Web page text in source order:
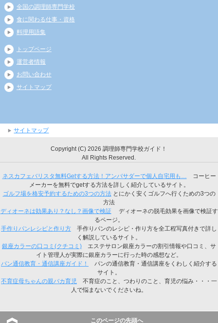
全国の調理師専門学校
食に関わる仕事・資格
料理用語集
トップページ
運営者情報
お問い合わせ
サイトマップ
サイトマップ
Copyright (C) 2026 調理師専門学校ガイド！
All Rights Reserved.
ネスカフェバリスタ無料Getする方法！アンバサダーで個人自宅用も… コーヒー
メーカーを無料でgetする方法を詳しく紹介しているサイト。
ゴルフ場を格安予約するための3つの方法とにかく安くゴルフへ行くための3つの
方法
ディオーネは効果あり？なし？画像で検証ディオーネの脱毛効果を画像で検証す
るページ。
手作りパンレシピと作り方 手作りパンのレシピ・作り方を全工程写真付きで詳し
く解説しているサイト。
銀座カラーの口コミ(クチコミ) エステサロン銀座カラーの割引情報や口コミ、サ
イト管理人が実際に銀座カラーに行った時の感想など。
パン通信教育・通信講座ガイド！
パンの通信教育・通信講座をくわしく紹介する
サイト。
不育症母ちゃんの親バカ育児 不育症のこと、つわりのこと、育児の悩み・・・一
人で悩まないでくださいね。
このページの先頭へ